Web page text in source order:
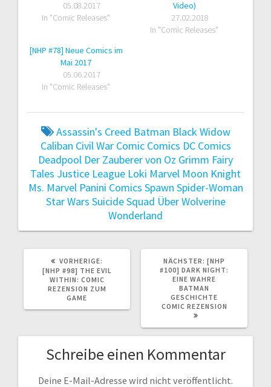
05.08.2017
In "Comic Releases"
Video)
27.02.2018
In "Comic Releases"
[NHP #78] Neue Comics im
Mai 2017
05.06.2017
In "Comic Releases"
Assassin's Creed Batman Black Widow
Caliban Civil War Comic Comics DC Comics
Deadpool Der Zauberer von Oz Grimm Fairy
Tales Justice League Loki Marvel Moon Knight
Ms. Marvel Panini Comics Spawn Spider-Woman
Star Wars Suicide Squad ÜberWolverine
Wonderland
VORHERIGE:
BEITRAG:
[NHP #98] THE EVIL
WITHIN: COMIC
REZENSION ZUM
GAME
NÄCHSTER: NÄCHSTER
BEITRAG:
[NHP
#100] DARK NIGHT:
EINE WAHRE
BATMAN
GESCHICHTE
COMIC REZENSION
Schreibe einen Kommentar
Deine E-Mail-Adresse wird nicht veröffentlicht.